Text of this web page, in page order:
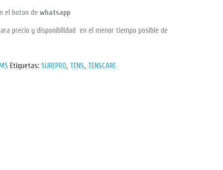
el boton de whatsapp
precio y disponibilidad en el menor tiempo posible de
Etiquetas: SUREPRO, TENS, TENSCARE